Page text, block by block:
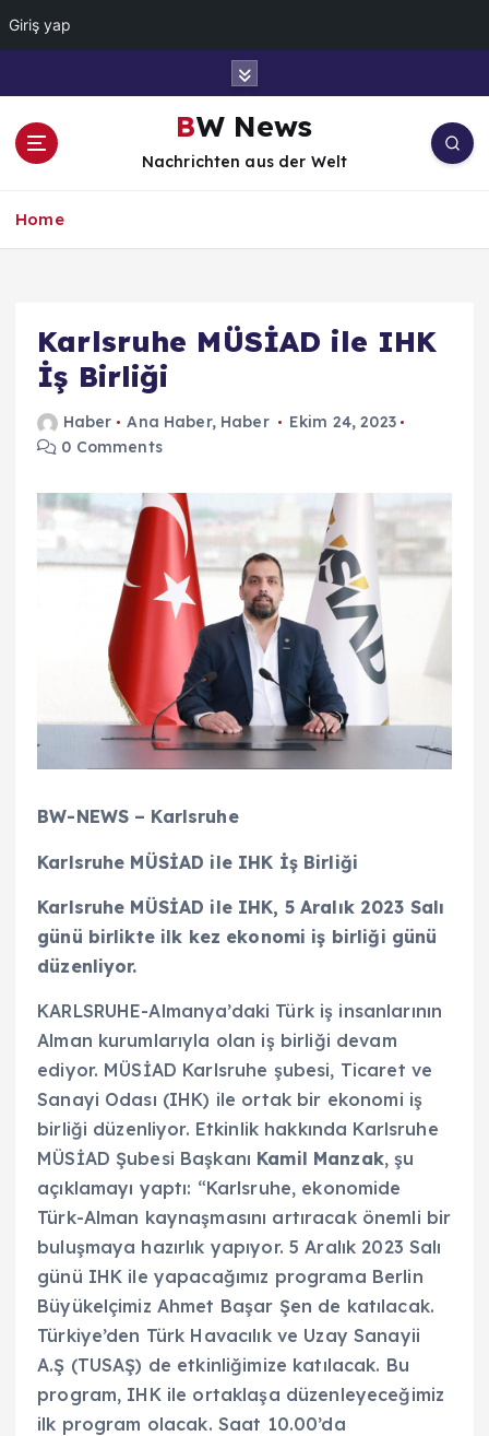
Giriş yap
BW News
Nachrichten aus der Welt
Home
Karlsruhe MÜSİAD ile IHK
İş Birliği
Haber Ana Haber, Haber
Ekim 24, 2023
0 Comments
BW-NEWS – Karlsruhe
Karlsruhe MÜSİAD ile IHK İş Birliği
Karlsruhe MÜSİAD ile IHK, 5 Aralık 2023 Salı
günü birlikte ilk kez ekonomi iş birliği günü
düzenliyor.
KARLSRUHE-Almanya’daki Türk iş insanlarının
Alman kurumlarıyla olan iş birliği devam
ediyor. MÜSİAD Karlsruhe şubesi, Ticaret ve
Sanayi Odası (IHK) ile ortak bir ekonomi iş
birliği düzenliyor. Etkinlik hakkında Karlsruhe
MÜSİAD Şubesi Başkanı Kamil Manzak, şu
açıklamayı yaptı: “Karlsruhe, ekonomide
Türk-Alman kaynaşmasını artıracak önemli bir
buluşmaya hazırlık yapıyor. 5 Aralık 2023 Salı
günü IHK ile yapacağımız programa Berlin
Büyükelçimiz Ahmet Başar Şen de katılacak.
Türkiye’den Türk Havacılık ve Uzay Sanayii
A.Ş (TUSAŞ) de etkinliğimize katılacak. Bu
program, IHK ile ortaklaşa düzenleyeceğimiz
ilk program olacak. Saat 10.00’da